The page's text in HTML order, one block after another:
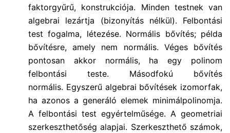
faktorgyűrű, konstrukciója. Minden testnek van
algebrai lezártja (bizonyítás nélkül). Felbontási
test fogalma, létezése. Normális bővítés; példa
bővítésre, amely nem normális. Véges bővítés
pontosan akkor normális, ha egy polinom
felbontási teste. Másodfokú bővítés
normális. Egyszerű algebrai bővítések izomorfak,
ha azonos a generáló elemek minimálpolinomja.
A felbontási test egyértelműsége. A geometriai
szerkeszthetőség alapjai. Szerkeszthető számok,